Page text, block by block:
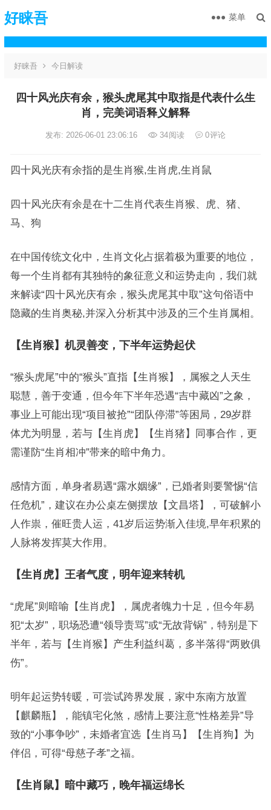
好睐吾 菜单
好睐吾 今日解读
四十风光庆有余，猴头虎尾其中取指是代表什么生
肖，完美词语释义解释
发布: 2026-06-01 23:06:16 34阅读 0评论
四十风光庆有余指的是生肖猴,生肖虎,生肖鼠
四十风光庆有余是在十二生肖代表生肖猴、虎、猪、
马、狗
在中国传统文化中，生肖文化占据着极为重要的地位，
每一个生肖都有其独特的象征意义和运势走向，我们就
来解读“四十风光庆有余，猴头虎尾其中取”这句俗语中
隐藏的生肖奥秘,并深入分析其中涉及的三个生肖属相。
【生肖猴】机灵善变，下半年运势起伏
“猴头虎尾”中的“猴头”直指【生肖猴】，属猴之人天生
聪慧，善于变通，但今年下半年恐遇“吉中藏凶”之象，
事业上可能出现“项目被抢”“团队停滞”等困局，29岁群
体尤为明显，若与【生肖虎】【生肖猪】同事合作，更
需谨防“生肖相冲”带来的暗中角力。
感情方面，单身者易遇“露水姻缘”，已婚者则要警惕“信
任危机”，建议在办公桌左侧摆放【文昌塔】，可破解小
人作祟，催旺贵人运，41岁后运势渐入佳境,早年积累的
人脉将发挥莫大作用。
【生肖虎】王者气度，明年迎来转机
“虎尾”则暗喻【生肖虎】，属虎者魄力十足，但今年易
犯“太岁”，职场恐遭“领导责骂”或“无故背锅”，特别是下
半年，若与【生肖猴】产生利益纠葛，多半落得“两败俱
伤”。
明年起运势转暖，可尝试跨界发展，家中东南方放置
【麒麟瓶】，能镇宅化煞，感情上要注意“性格差异”导
致的“小事争吵”，未婚者宜选【生肖马】【生肖狗】为
伴侣，可得“母慈子孝”之福。
【生肖鼠】暗中藏巧，晚年福运绵长